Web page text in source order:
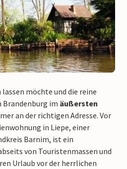
möchte und die reine
Brandenburg im äußersten
an der richtigen Adresse. Vor
in Liepe, einer
Barnim, ist ein
von Touristenmassen und
Urlaub vor der herrlichen